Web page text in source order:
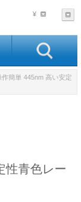
¥
簡単 445nm 高い安定
性青色レー